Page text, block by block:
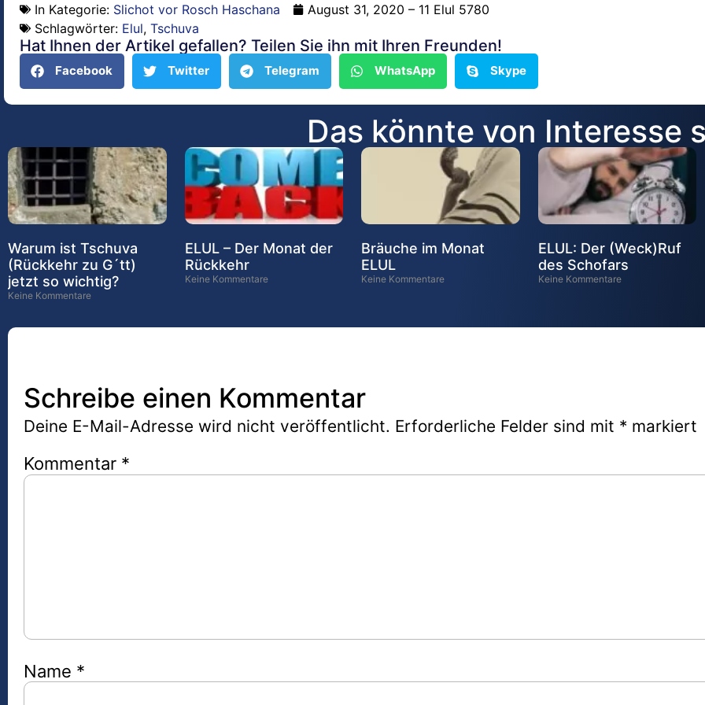
In Kategorie: Slichot vor Rosch Haschana
August 31, 2020 – 11 Elul 5780
Schlagwörter: Elul, Tschuva
Hat Ihnen der Artikel gefallen? Teilen Sie ihn mit Ihren Freunden!
Facebook Twitter Telegram WhatsApp Skype
Das könnte von Interesse
Warum ist Tschuva
(Rückkehr zu G´tt)
jetzt so wichtig?
Keine Kommentare
ELUL – Der Monat der
Rückkehr
Keine Kommentare
Bräuche im Monat
ELUL
Keine Kommentare
ELUL: Der (Weck)Ruf
des Schofars
Keine Kommentare
Schreibe einen Kommentar
Deine E-Mail-Adresse wird nicht veröffentlicht. Erforderliche Felder sind mit * markiert
Kommentar *
Name *